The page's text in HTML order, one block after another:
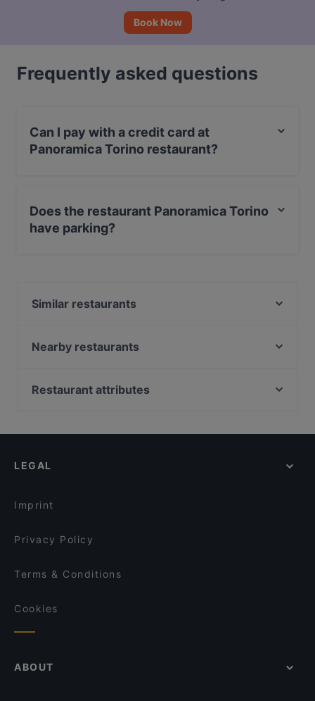
Book Now
Frequently asked questions
Can I pay with a credit card at
Panoramica Torino restaurant?
Does the restaurant Panoramica Torino
have parking?
Similar restaurants
T Bone Station - Torino
Pollastrini dal 1911 Trattoria di Mare
Trattoria Cantine Barbaroux
Nearby restaurants
DaZero Torino
Gioia Locanda & Lounge Bar - Ristorante Torino
Pizzeria Starita Torino
Daiichi
Restaurant attributes
Restaurants For Business Lunch in Turin
LEGAL
Imprint
Privacy Policy
Terms & Conditions
Cookies
ABOUT